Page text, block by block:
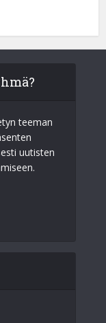
teeman
uutisten